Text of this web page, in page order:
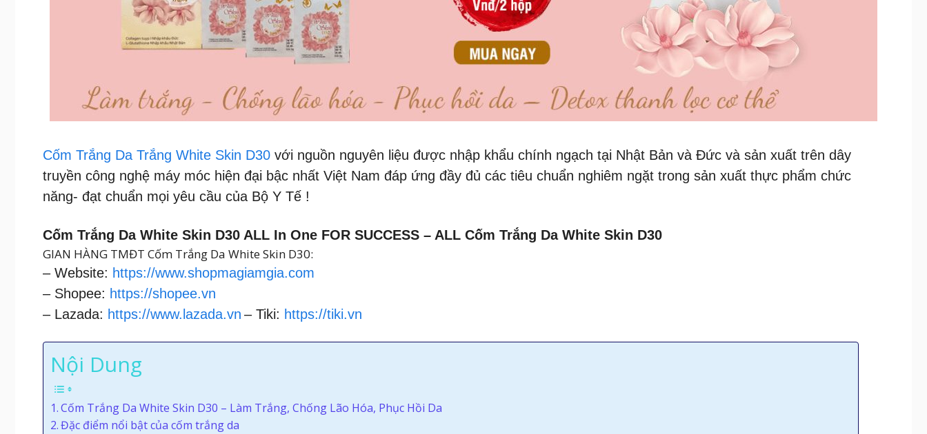
Cốm Trắng Da Trắng White Skin D30 với nguồn nguyên liệu được nhập khẩu chính ngạch tại Nhật Bản và Đức và sản xuất trên dây
truyền công nghệ máy móc hiện đại bậc nhất Việt Nam đáp ứng đầy đủ các tiêu chuẩn nghiêm ngặt trong sản xuất thực phẩm chức
năng- đạt chuẩn mọi yêu cầu của Bộ Y Tế !
Cốm Trắng Da White Skin D30 ALL In One FOR SUCCESS – ALL Cốm Trắng Da White Skin D30
GIAN HÀNG TMĐT Cốm Trắng Da White Skin D30:
– Website: https://www.shopmagiamgia.com
– Shopee: https://shopee.vn
– Lazada: https://www.lazada.vn – Tiki: https://tiki.vn
Nội Dung
Cốm Trắng Da White Skin D30 – Làm Trắng, Chống Lão Hóa, Phục Hồi Da
Đặc điểm nổi bật của cốm trắng da